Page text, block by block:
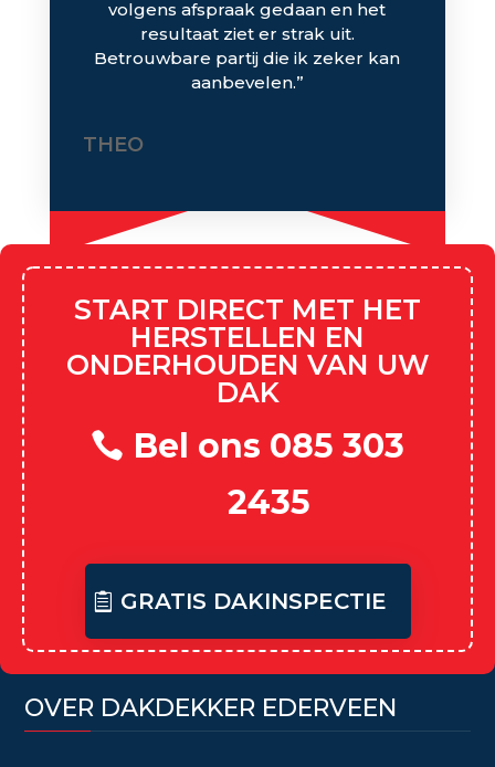
volgens afspraak gedaan en het
resultaat ziet er strak uit.
Betrouwbare partij die ik zeker kan
aanbevelen.”
THEO
START DIRECT MET HET
HERSTELLEN EN
ONDERHOUDEN VAN UW
DAK
Bel ons 085 303
2435
GRATIS DAKINSPECTIE
OVER DAKDEKKER EDERVEEN